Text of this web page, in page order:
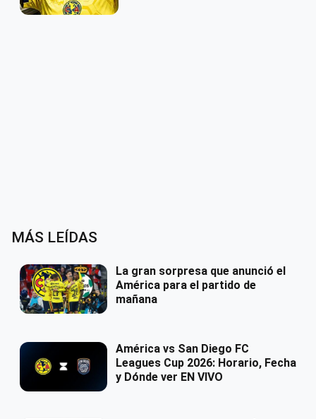
MÁS LEÍDAS
La gran sorpresa que anunció el
América para el partido de
mañana
América vs San Diego FC
Leagues Cup 2026: Horario, Fecha
y Dónde ver EN VIVO